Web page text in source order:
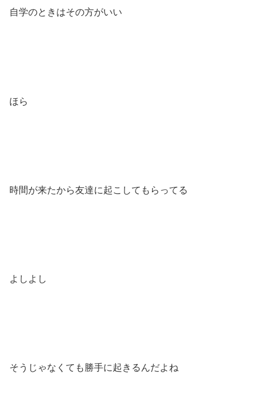
自学のときはその方がいい
ほら
時間が来たから友達に起こしてもらってる
よしよし
そうじゃなくても勝手に起きるんだよね